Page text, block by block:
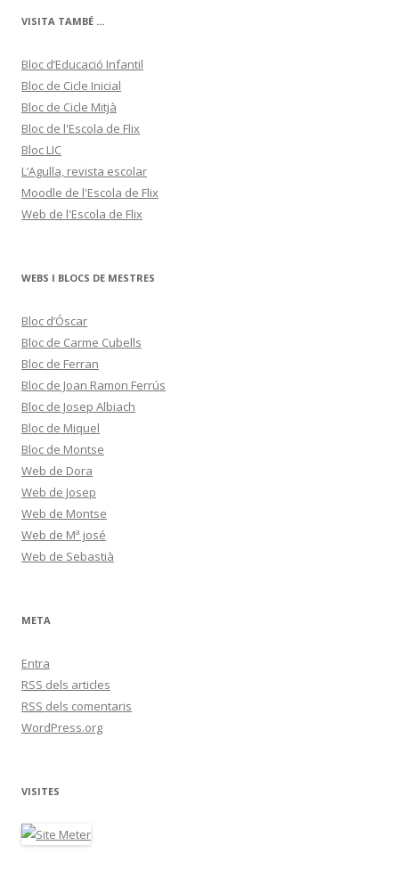
r
i
VISITA TAMBÉ ...
Bloc d’Educació Infantil
Bloc de Cicle Inicial
Bloc de Cicle Mitjà
Bloc de l'Escola de Flix
Bloc LIC
L’Agulla, revista escolar
Moodle de l'Escola de Flix
Web de l'Escola de Flix
WEBS I BLOCS DE MESTRES
Bloc d’Óscar
Bloc de Carme Cubells
Bloc de Ferran
Bloc de Joan Ramon Ferrús
Bloc de Josep Albiach
Bloc de Miquel
Bloc de Montse
Web de Dora
Web de Josep
Web de Montse
Web de Mª josé
Web de Sebastià
META
Entra
RSS dels articles
RSS dels comentaris
WordPress.org
VISITES